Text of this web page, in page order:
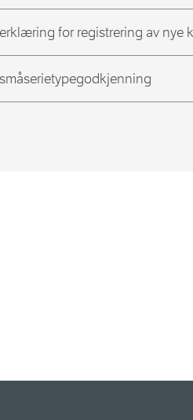
for registrering av nye